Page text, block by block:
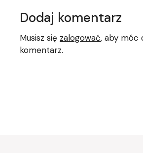
Dodaj komentarz
Musisz się zalogować, aby móc
komentarz.